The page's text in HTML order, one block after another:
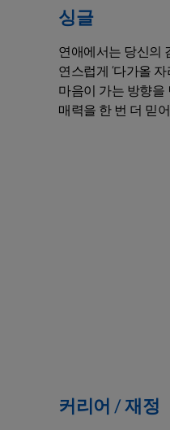
싱글
연애에서는 당신의
연스럽게 ‘다가올
마음이 가는 방향
매력을 한 번 더 믿
커리어 / 재정